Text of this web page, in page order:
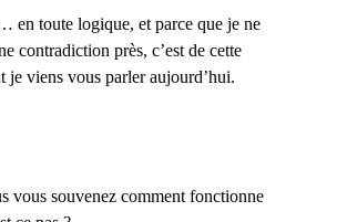
en toute logique, et parce que je ne
contradiction près, c’est de cette
je viens vous parler aujourd’hui.
vous souvenez comment fonctionne